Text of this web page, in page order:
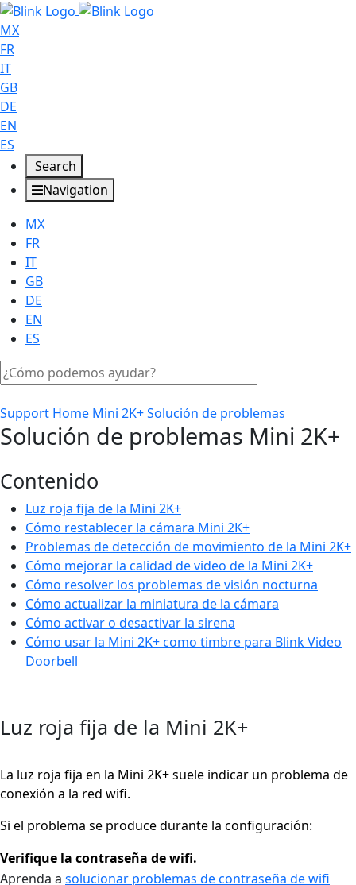
MX
FR
IT
GB
DE
EN
ES
Search
Navigation
MX
FR
IT
GB
DE
EN
ES
Support Home Mini 2K+Solución de problemas
Solución de problemas Mini 2K+
Contenido
Luz roja fija de la Mini 2K+
Cómo restablecer la cámara Mini 2K+
Problemas de detección de movimiento de la Mini 2K+
Cómo mejorar la calidad de video de la Mini 2K+
Cómo resolver los problemas de visión nocturna
Cómo actualizar la miniatura de la cámara
Cómo activar o desactivar la sirena
Cómo usar la Mini 2K+ como timbre para Blink Video
Doorbell
Luz roja fija de la Mini 2K+
La luz roja fija en la Mini 2K+ suele indicar un problema de
conexión a la red wifi.
Si el problema se produce durante la configuración:
Verifique la contraseña de wifi.
Aprenda a solucionar problemas de contraseña de wifi